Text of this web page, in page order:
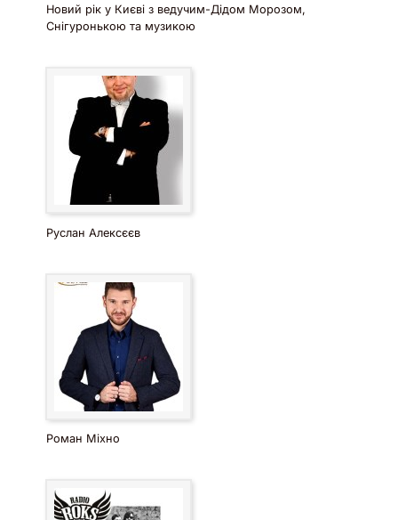
Новий рік у Києві з ведучим-Дідом Морозом,
Снігуронькою та музикою
Руслан Алексєєв
Роман Міхно